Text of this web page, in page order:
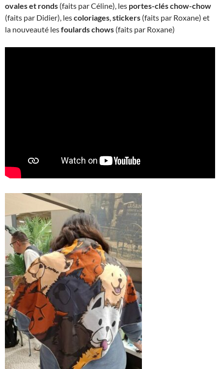
ovales et ronds (faits par Céline), les portes-clés chow-chow
(faits par Didier), lescoloriages stickers (faits par Roxane) et
la nouveauté lesfoulards chows (faits par Roxane)